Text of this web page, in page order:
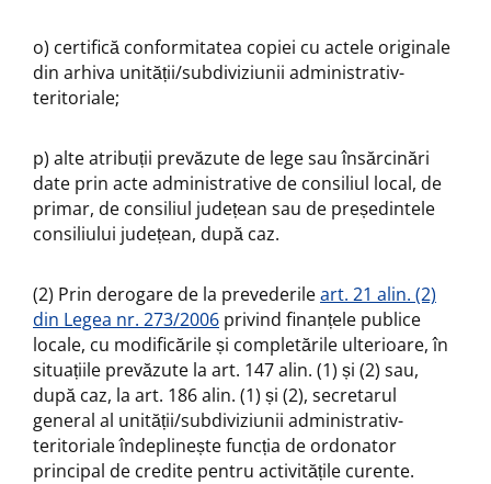
o) certifică conformitatea copiei cu actele originale
din arhiva unității/subdiviziunii administrativ-
teritoriale;
p) alte atribuții prevăzute de lege sau însărcinări
date prin acte administrative de consiliul local, de
primar, de consiliul județean sau de președintele
consiliului județean, după caz.
(2) Prin derogare de la prevederileart. 21 alin. (2)
din Legea nr. 273/2006 privind finanțele publice
locale, cu modificările și completările ulterioare, în
situațiile prevăzute la art. 147 alin. (1) și (2) sau,
după caz, la art. 186 alin. (1) și (2), secretarul
general al unității/subdiviziunii administrativ-
teritoriale îndeplinește funcția de ordonator
principal de credite pentru activitățile curente.